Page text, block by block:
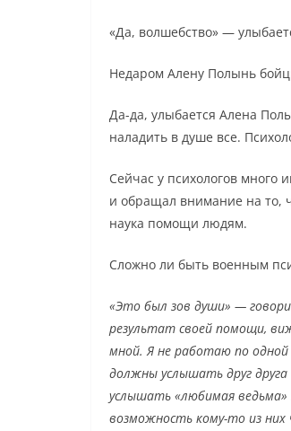
«Да, волшебство» —
Недаром Алену Полынь
Да-да, улыбается Алена
наладить в душе все.
Сейчас у психологов много
и обращал внимание на то,
наука помощи людям.
Сложно ли быть военным
«Это был зов души» —
результат своей помощи,
мной. Я не работаю по
должны услышать друг
услышать «любимая ведьма»
возможность кому-то из